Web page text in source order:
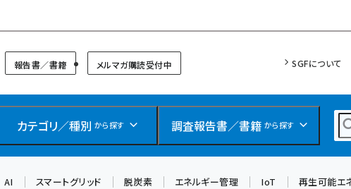
ドフォーラム
報告書／書籍 メルマガ購読受付中 SGFについて
カテゴリ／種別 から探す 調査報告書／書籍 から探す
AI スマートグリッド 脱炭素 エネルギー管理 IoT 再生可能エ